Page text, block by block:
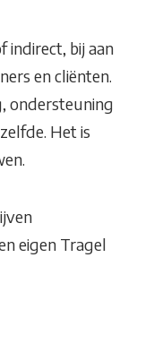
indirect, bij aan
en cliënten.
ondersteuning
Het is
eigen Tragel